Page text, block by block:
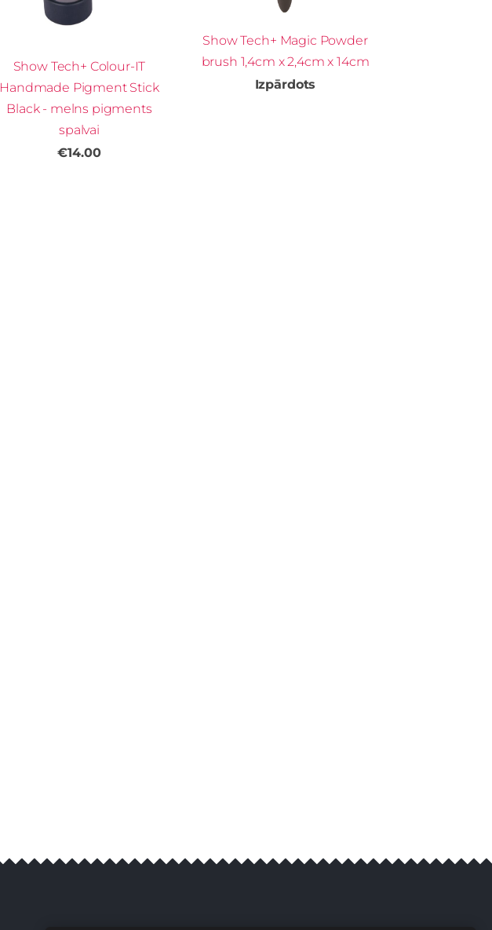
Show Tech+ Colour-IT
Handmade Pigment Stick
Black - melns pigments
spalvai
€14.00
Show Tech+ Magic Powder
brush 1,4cm x 2,4cm x 14cm
Izpārdots